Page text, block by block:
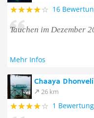
16
Tauchen im Dezember
Mehr Infos
Chaaya
26 km
1